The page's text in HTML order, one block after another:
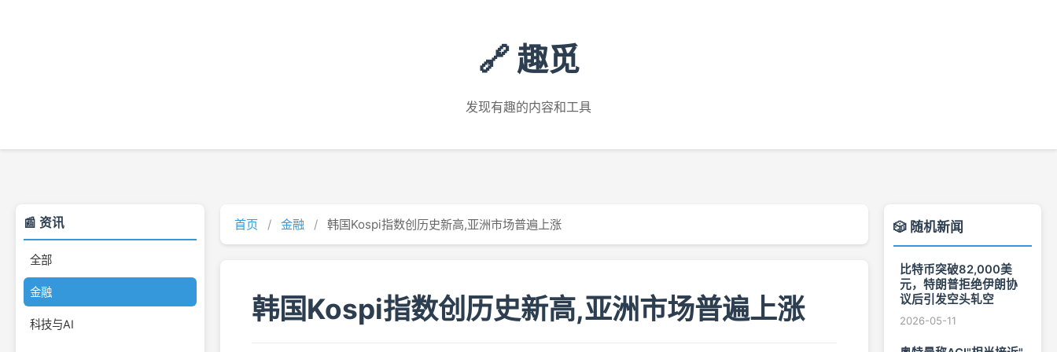
🔗 趣觅
发现有趣的内容和工具
📰 资讯
全部
金融
科技与AI
首页 / 金融 / 韩国Kospi指数创历史新高,亚洲市场普遍上涨
韩国Kospi指数创历史新高,亚洲市场普遍上涨
🎲 随机新闻
比特币突破82,000美
元，特朗普拒绝伊朗协
议后引发空头轧空
2026-05-11